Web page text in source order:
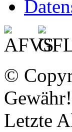
©
Gewähr!
Letzte